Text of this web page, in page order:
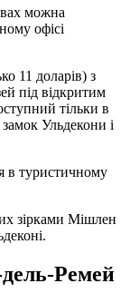
можна
офісі
11 доларів) з
під відкритим
тільки в
Ульдекони і
в туристичному
зірками Мішлен
Ремей